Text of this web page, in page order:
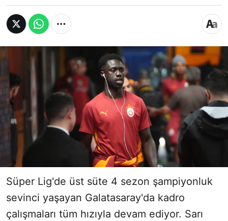
Süper Lig'de üst süte 4 sezon şampiyonluk
sevinci yaşayan Galatasaray'da kadro
çalışmaları tüm hızıyla devam ediyor. Sarı